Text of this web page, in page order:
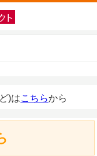
)はこちらから